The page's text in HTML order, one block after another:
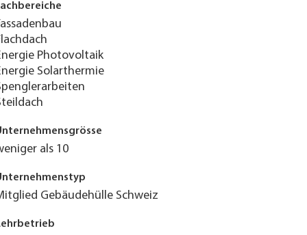
Photovoltaik
Solarthermie
als 10
Gebäudehülle Schweiz